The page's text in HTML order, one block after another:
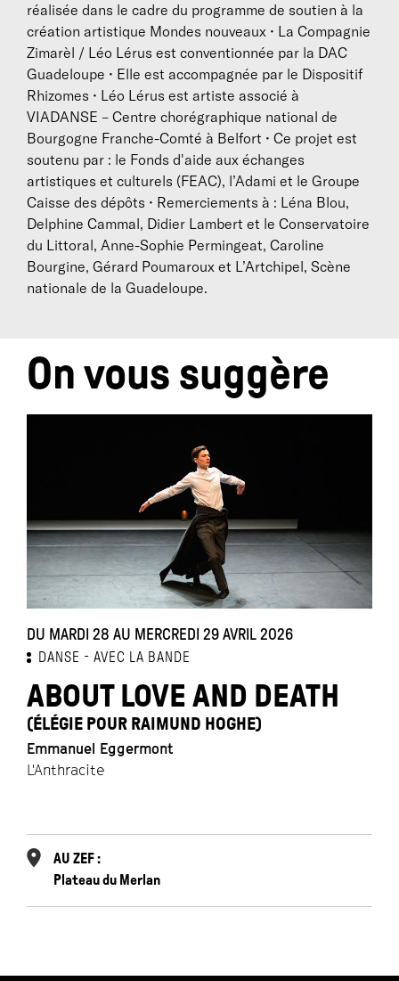
réalisée dans le cadre du programme de soutien à la
création artistique Mondes nouveaux • La Compagnie
Zimarèl / Léo Lérus est conventionnée par la DAC
Guadeloupe • Elle est accompagnée par le Dispositif
Rhizomes • Léo Lérus est artiste associé à
VIADANSE – Centre chorégraphique national de
Bourgogne Franche-Comté à Belfort • Ce projet est
soutenu par : le Fonds d'aide aux échanges
artistiques et culturels (FEAC), l’Adami et le Groupe
Caisse des dépôts • Remerciements à : Léna Blou,
Delphine Cammal, Didier Lambert et le Conservatoire
du Littoral, Anne-Sophie Permingeat, Caroline
Bourgine, Gérard Poumaroux et L’Artchipel, Scène
nationale de la Guadeloupe.
On vous suggère
DU MARDI 28 AU MERCREDI 29 AVRIL 2026
DANSE AVEC LA BANDE
ABOUT LOVE AND DEATH
(ÉLÉGIE POUR RAIMUND HOGHE)
Emmanuel Eggermont
L'Anthracite
AU ZEF :
Plateau du Merlan